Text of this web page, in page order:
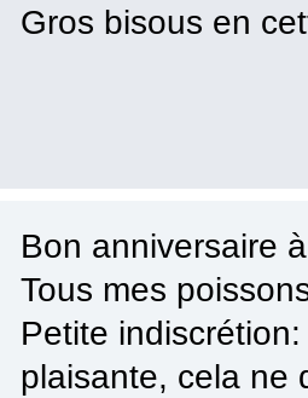
Gros bisous en
Bon anniversaire
Tous mes
Petite
plaisante, cela ne